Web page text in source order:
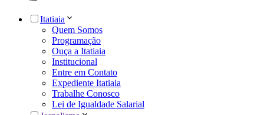
Itatiaia
Quem Somos
Programação
Ouça a Itatiaia
Institucional
Entre em Contato
Expediente Itatiaia
Trabalhe Conosco
Lei de Igualdade Salarial